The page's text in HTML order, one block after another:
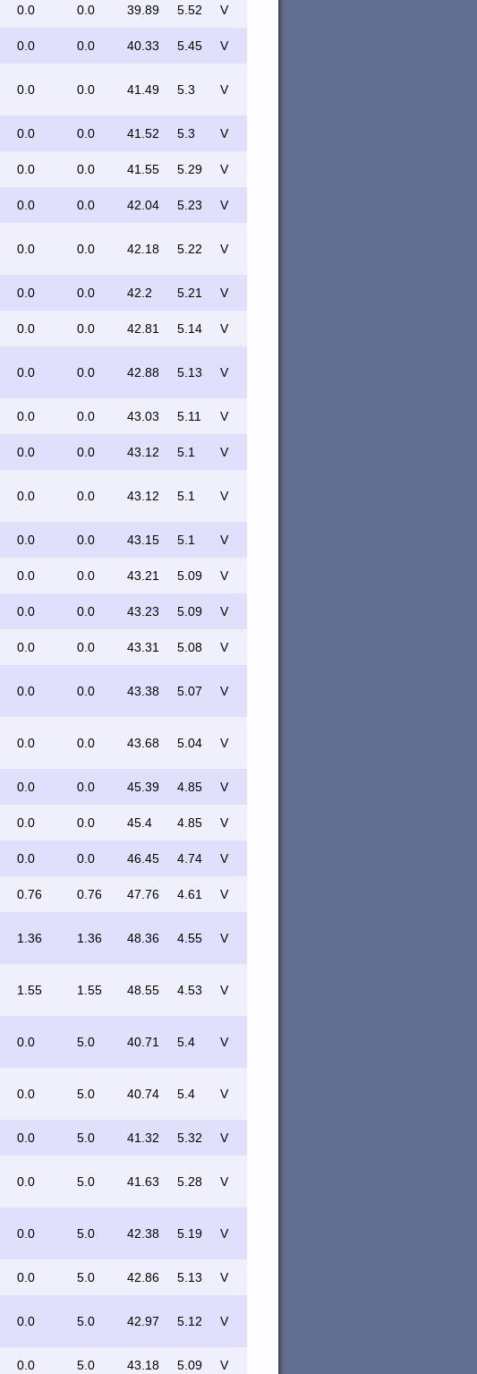
0.0 0.0 39.89 5.52 V
0.0 0.0 40.33 5.45 V
0.0 0.0 41.49 5.3 V
0.0 0.0 41.52 5.3 V
0.0 0.0 41.55 5.29 V
0.0 0.0 42.04 5.23 V
0.0 0.0 42.18 5.22 V
0.0 0.0 42.2 5.21 V
0.0 0.0 42.81 5.14 V
0.0 0.0 42.88 5.13 V
0.0 0.0 43.03 5.11 V
0.0 0.0 43.12 5.1 V
0.0 0.0 43.12 5.1 V
0.0 0.0 43.15 5.1 V
0.0 0.0 43.21 5.09 V
0.0 0.0 43.23 5.09 V
0.0 0.0 43.31 5.08 V
0.0 0.0 43.38 5.07 V
0.0 0.0 43.68 5.04 V
0.0 0.0 45.39 4.85 V
0.0 0.0 45.4 4.85 V
0.0 0.0 46.45 4.74 V
0.76 0.76 47.76 4.61 V
1.36 1.36 48.36 4.55 V
1.55 1.55 48.55 4.53 V
0.0 5.0 40.71 5.4 V
0.0 5.0 40.74 5.4 V
0.0 5.0 41.32 5.32 V
0.0 5.0 41.63 5.28 V
0.0 5.0 42.38 5.19 V
0.0 5.0 42.86 5.13 V
0.0 5.0 42.97 5.12 V
0.0 5.0 43.18 5.09 V